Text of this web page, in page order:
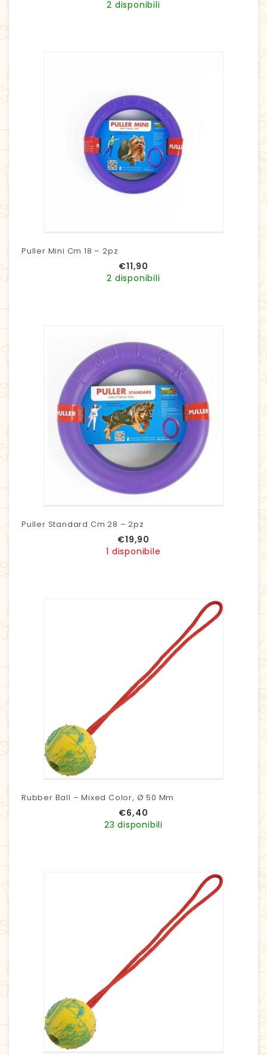
2 disponibili
Puller Mini Cm 18 – 2pz
€11,90
2 disponibili
Puller Standard Cm 28 – 2pz
€19,90
1 disponibile
Rubber Ball – Mixed Color, Ø 50 Mm
€6,40
23 disponibili